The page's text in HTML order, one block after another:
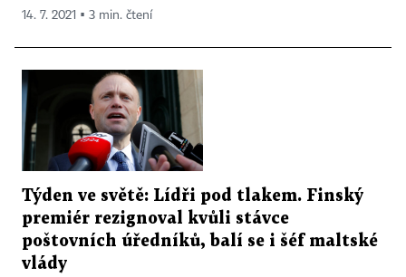
14. 7. 2021 ▪ 3 min. čtení
Týden ve světě: Lídři pod tlakem. Finský
premiér rezignoval kvůli stávce
poštovních úředníků, balí se i šéf maltské
vlády